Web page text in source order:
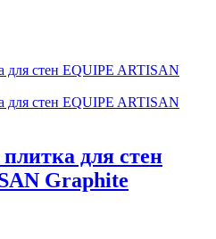
для стен
Graphite